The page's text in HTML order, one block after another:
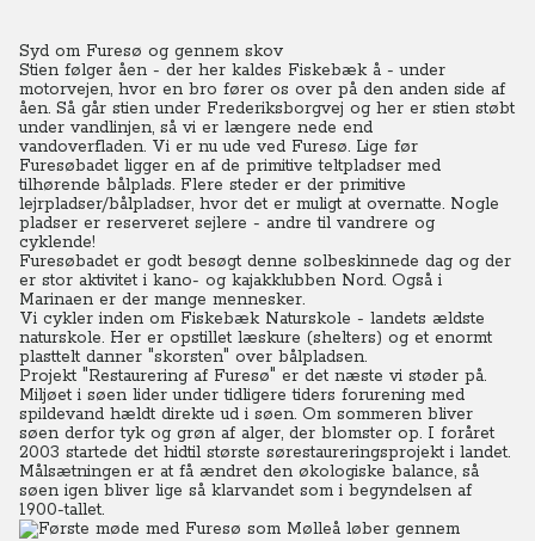
Syd om Furesø og gennem skov
Stien følger åen - der her kaldes Fiskebæk å - under
motorvejen, hvor en bro fører os over på den anden side af
åen. Så går stien under Frederiksborgvej og her er stien støbt
under vandlinjen, så vi er længere nede end
vandoverfladen. Vi er nu ude ved Furesø. Lige før
Furesøbadet ligger en af de primitive teltpladser med
tilhørende bålplads. Flere steder er der primitive
lejrpladser/bålpladser, hvor det er muligt at overnatte. Nogle
pladser er reserveret sejlere - andre til vandrere og
cyklende!
Furesøbadet er godt besøgt denne solbeskinnede dag og der
er stor aktivitet i kano- og kajakklubben Nord. Også i
Marinaen er der mange mennesker.
Vi cykler inden om Fiskebæk Naturskole - landets ældste
naturskole. Her er opstillet læskure (shelters) og et enormt
plasttelt danner "skorsten" over bålpladsen.
Projekt "Restaurering af Furesø" er det næste vi støder på.
Miljøet i søen lider under tidligere tiders forurening med
spildevand hældt direkte ud i søen. Om sommeren bliver
søen derfor tyk og grøn af alger, der blomster op. I foråret
2003 startede det hidtil største sørestaureringsprojekt i landet.
Målsætningen er at få ændret den økologiske balance, så
søen igen bliver lige så klarvandet som i begyndelsen af
1900-tallet.